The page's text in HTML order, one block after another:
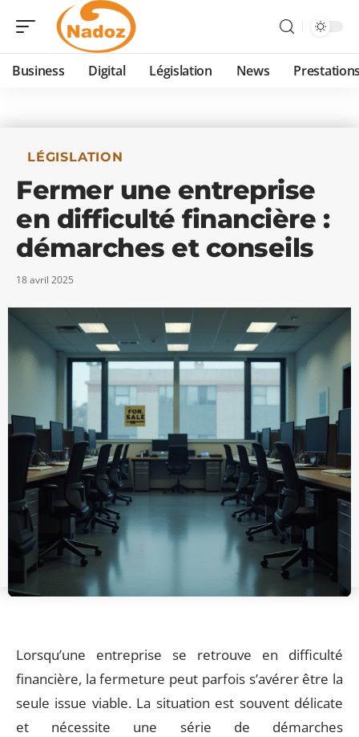
Business Digital Législation News
LÉGISLATION
Fermer une entreprise
en difficulté financière :
démarches et conseils
18 avril 2025
Lorsqu’une entreprise se retrouve en difficulté
financière, la fermeture peut parfois s’avérer être la
seule issue viable. La situation est souvent délicate
et nécessite une série de démarches